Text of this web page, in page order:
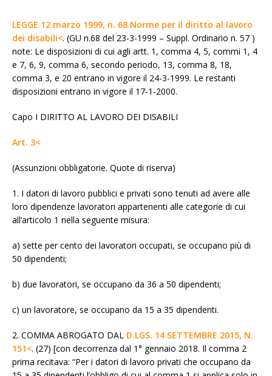
LEGGE 12 marzo 1999, n. 68 Norme per il diritto al lavoro
dei disabili<. (GU n.68 del 23-3-1999 – Suppl. Ordinario n. 57 )
note: Le disposizioni di cui agli artt. 1, comma 4, 5, commi 1, 4
e 7, 6, 9, comma 6, secondo periodo, 13, comma 8, 18,
comma 3, e 20 entrano in vigore il 24-3-1999. Le restanti
disposizioni entrano in vigore il 17-1-2000.
Capo I DIRITTO AL LAVORO DEI DISABILI
Art. 3<
(Assunzioni obbligatorie. Quote di riserva)
1. I datori di lavoro pubblici e privati sono tenuti ad avere alle
loro dipendenze lavoratori appartenenti alle categorie di cui
all’articolo 1 nella seguente misura:
a) sette per cento dei lavoratori occupati, se occupano più di
50 dipendenti;
b) due lavoratori, se occupano da 36 a 50 dipendenti;
c) un lavoratore, se occupano da 15 a 35 dipendenti.
2. COMMA ABROGATO DAL D.LGS. 14 SETTEMBRE 2015, N.
151<. (27) [con decorrenza dal 1° gennaio 2018. Il comma 2
prima recitava: “Per i datori di lavoro privati che occupano da